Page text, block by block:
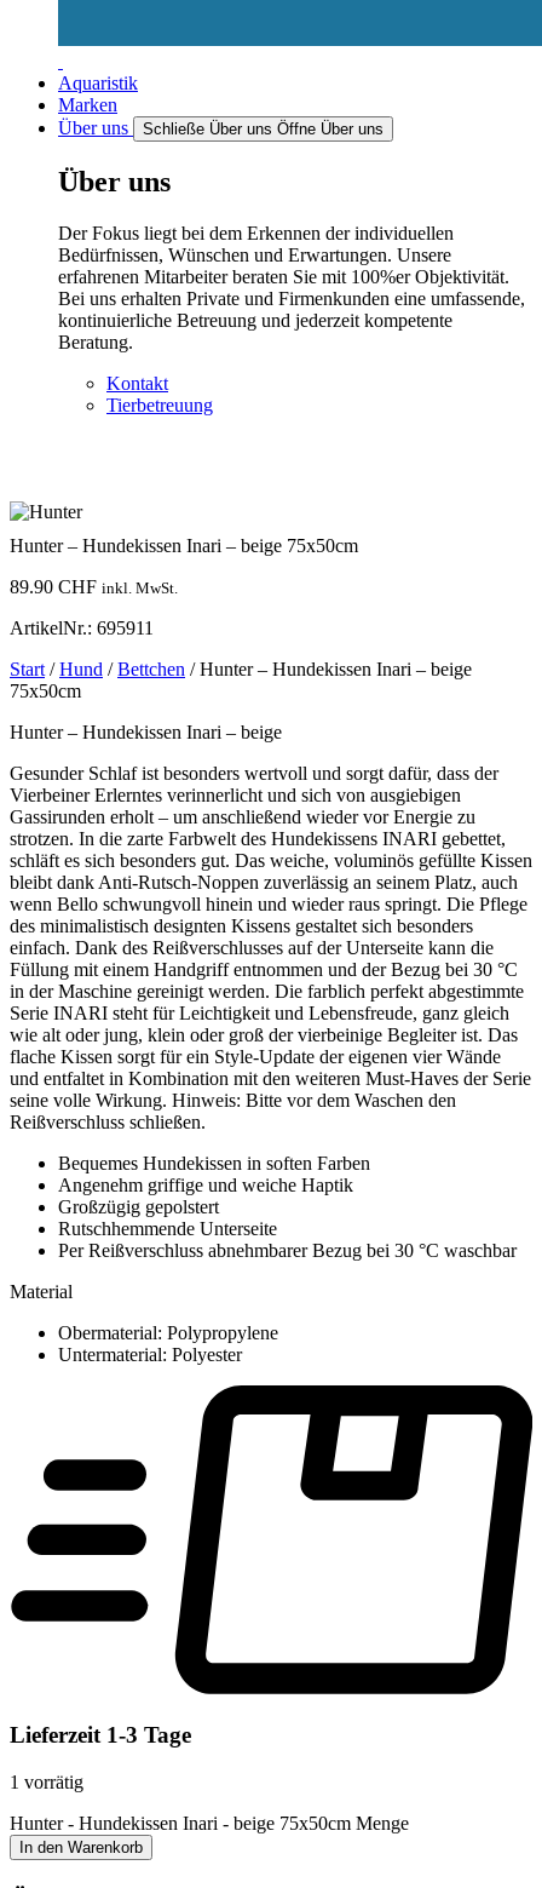
Aquaristik
Marken
Über uns
Schließe Über uns Öffne Über uns
Über uns
Der Fokus liegt bei dem Erkennen der individuellen
Bedürfnissen, Wünschen und Erwartungen. Unsere
erfahrenen Mitarbeiter beraten Sie mit 100%er Objektivität.
Bei uns erhalten Private und Firmenkunden eine umfassende,
kontinuierliche Betreuung und jederzeit kompetente
Beratung.
Kontakt
Tierbetreuung
Hunter – Hundekissen Inari – beige 75x50cm
89.90 CHF inkl. MwSt.
ArtikelNr.: 695911
Start/Hund /Bettchen / Hunter – Hundekissen Inari – beige
75x50cm
Hunter – Hundekissen Inari – beige
Gesunder Schlaf ist besonders wertvoll und sorgt dafür, dass der
Vierbeiner Erlerntes verinnerlicht und sich von ausgiebigen
Gassirunden erholt – um anschließend wieder vor Energie zu
strotzen. In die zarte Farbwelt des Hundekissens INARI gebettet,
schläft es sich besonders gut. Das weiche, voluminös gefüllte Kissen
bleibt dank Anti-Rutsch-Noppen zuverlässig an seinem Platz, auch
wenn Bello schwungvoll hinein und wieder raus springt. Die Pflege
des minimalistisch designten Kissens gestaltet sich besonders
einfach. Dank des Reißverschlusses auf der Unterseite kann die
Füllung mit einem Handgriff entnommen und der Bezug bei 30 °C
in der Maschine gereinigt werden. Die farblich perfekt abgestimmte
Serie INARI steht für Leichtigkeit und Lebensfreude, ganz gleich
wie alt oder jung, klein oder groß der vierbeinige Begleiter ist. Das
flache Kissen sorgt für ein Style-Update der eigenen vier Wände
und entfaltet in Kombination mit den weiteren Must-Haves der Serie
seine volle Wirkung. Hinweis: Bitte vor dem Waschen den
Reißverschluss schließen.
Bequemes Hundekissen in soften Farben
Angenehm griffige und weiche Haptik
Großzügig gepolstert
Rutschhemmende Unterseite
Per Reißverschluss abnehmbarer Bezug bei 30 °C waschbar
Material
Obermaterial: Polypropylene
Untermaterial: Polyester
Lieferzeit 1-3 Tage
1 vorrätig
Hunter - Hundekissen Inari - beige 75x50cm Menge
In den Warenkorb